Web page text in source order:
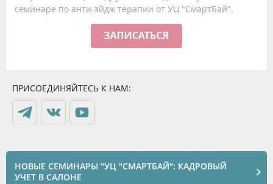
семинаре по анти-эйдж терапии от УЦ "СмартБай".
ПРИСОЕДИНЯЙТЕСЬ К НАМ:
НОВЫЕ СЕМИНАРЫ "УЦ "СМАРТБАЙ": КАДРОВЫЙ
УЧЕТ В САЛОНЕ